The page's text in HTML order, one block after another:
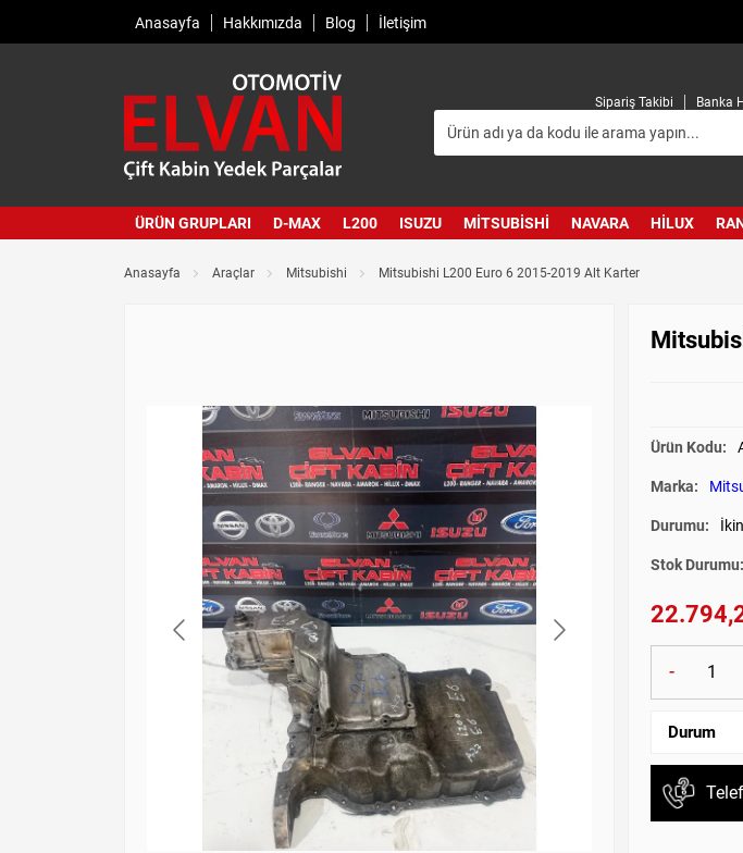
Anasayfa Hakkımızda Blog İletişim
Sipariş Takibi Banka
ÜRÜN GRUPLARI D-MAX L200 ISUZU MITSUBISHI NAVARA HILUX
Anasayfa Araçlar Mitsubishi Mitsubishi L200 Euro 6 2015-2019 Alt Karter
Ürün Kodu:
Marka:
Durumu:
Stok Durumu:
-
Durum